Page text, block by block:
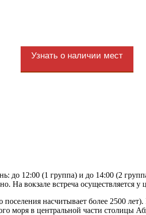
Узнать о наличии мест
до 12:00 (1 группа) и до 14:00 (2
На вокзале встреча осуществляется
насчитывает более 2500
моря в центральной части столицы